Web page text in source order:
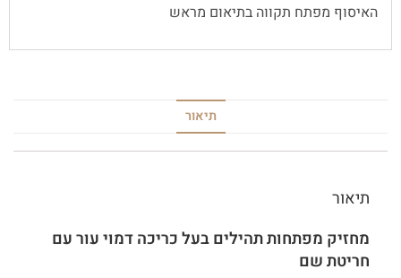
האיסוף מפתח תקווה בתיאום מראש
תיאור
תיאור
מחזיק מפתחות תהילים בעל כריכה דמוי עור עם
חריטת שם